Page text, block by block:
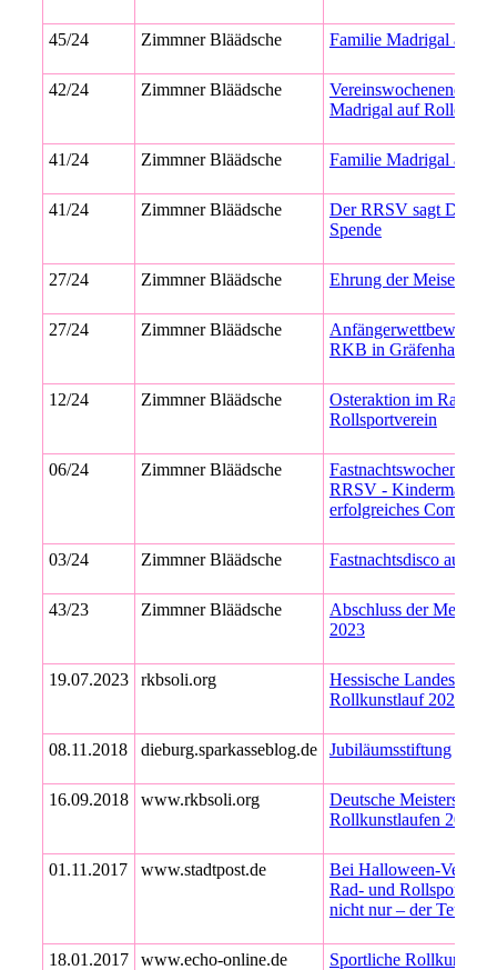
45/24 Zimmner Bläädsche Familie Madrigal auf
42/24 Zimmner Bläädsche
Vereinswochenende
Madrigal auf Rollen“
41/24 Zimmner Bläädsche Familie Madrigal auf
41/24 Zimmner Bläädsche
Der RRSV sagt
Spende
27/24 Zimmner Bläädsche Ehrung der Meiser
27/24 Zimmner Bläädsche
Anfängerwettbewerb
RKB in Gräfenhausen
12/24 Zimmner Bläädsche
Osteraktion im Rad- &
Rollsportverein
06/24 Zimmner Bläädsche
Fastnachtswochenende
RRSV -
erfolgreiches
03/24 Zimmner Bläädsche Fastnachtsdisco auf
43/23 Zimmner Bläädsche
Abschluss der
2023
19.07.2023 rkbsoli.org
Hessische
Rollkunstlauf 2023
08.11.2018 dieburg.sparkasseblog.de Jubiläumsstiftung
16.09.2018 www.rkbsoli.org
Deutsche
Rollkunstlaufen 2018
01.11.2017 www.stadtpost.de
Bei Halloween-
Rad- und
nicht nur – der Teufel
18.01.2017 www.echo-online.de Sportliche